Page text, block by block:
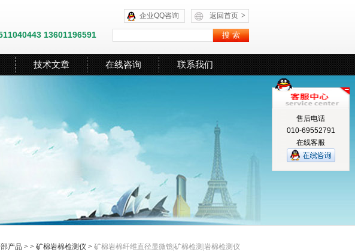
返回首页 >
企业QQ咨询
13601196591
技术文章 在线咨询 联系我们
产品 > > 矿棉岩棉检测仪 > 矿棉岩棉纤维直径显微镜|矿棉检测|岩棉检测仪
售后电话
010-69552791
在线客服